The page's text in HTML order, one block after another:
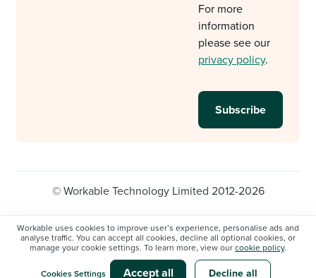
Workable uses cookies to improve user’s experience, personalise ads and
analyse traffic. You can accept all cookies, decline all optional cookies, or
manage your cookie settings. To learn more, view our cookie policy.
Cookies Settings Accept all Decline all
For more
information
please see our
privacy policy.
© Workable Technology Limited 2012-2026
Legal Privacy policy
Cookie Settings
Do not sell/share my personal information
Modern slavery statement